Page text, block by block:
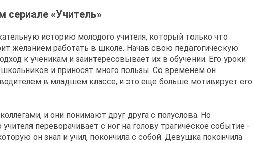
сериале «Учитель»
историю молодого учителя, который только что
желанием работать в школе. Начав свою педагогическую
к ученикам и заинтересовывает их в обучении. Его уроки
и приносят много пользы. Со временем он
в младшем классе, и это еще больше мотивирует его
и они понимают друг друга с полуслова. Но
переворачивает с ног на голову трагическое событие -
он знал и учил, покончила с собой. Девушка покончила